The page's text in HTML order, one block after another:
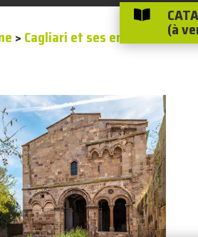
> Cagliari et ses environs

(à